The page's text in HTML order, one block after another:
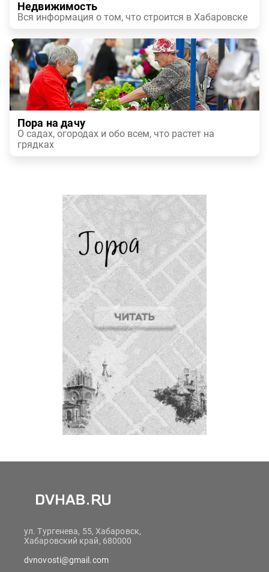
Недвижимость
Вся информация о том, что строится в Хабаровске
Пора на дачу
О садах, огородах и обо всем, что растет на
грядках
ул. Тургенева, 55, Хабаровск,
Хабаровский край, 680000
dvnovosti@gmail.com